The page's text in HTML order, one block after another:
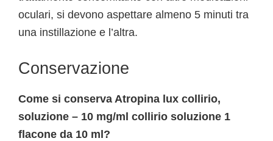
oculari, si devono aspettare almeno 5 minuti tra
una instillazione e l’altra.
Conservazione
Come si conserva Atropina lux collirio,
soluzione – 10 mg/ml collirio soluzione 1
flacone da 10 ml?